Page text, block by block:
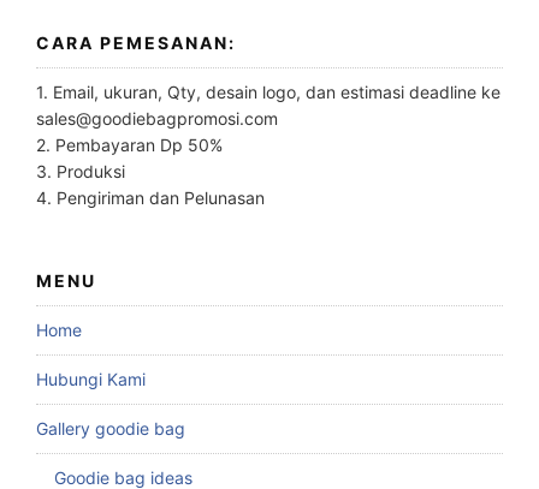
CARA PEMESANAN:
1. Email, ukuran, Qty, desain logo, dan estimasi deadline ke
sales@goodiebagpromosi.com
2. Pembayaran Dp 50%
3. Produksi
4. Pengiriman dan Pelunasan
MENU
Home
Hubungi Kami
Gallery goodie bag
Goodie bag ideas